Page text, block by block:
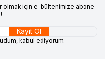
olmak için e-bültenimize abone
Kayıt Ol
kabul ediyorum.